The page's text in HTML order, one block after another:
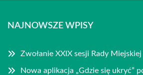
NAJNOWSZE WPISY
Zwołanie XXIX sesji Rady
Nowa aplikacja „Gdzie się ukryć”